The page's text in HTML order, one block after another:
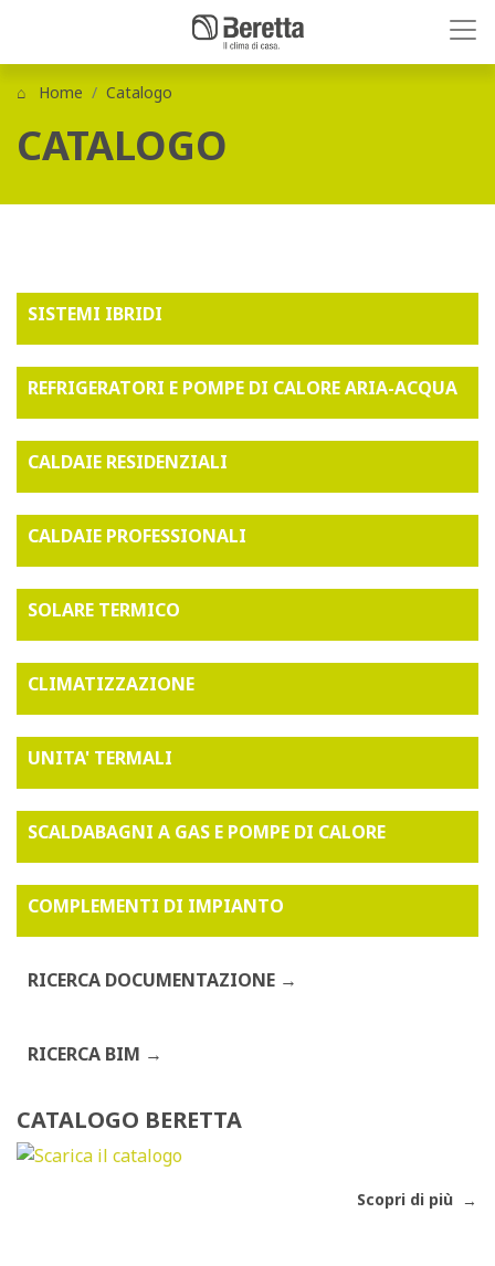
Home Catalogo
CATALOGO
SISTEMI IBRIDI
REFRIGERATORI E POMPE DI CALORE ARIA-ACQUA
CALDAIE RESIDENZIALI
CALDAIE PROFESSIONALI
SOLARE TERMICO
CLIMATIZZAZIONE
UNITA' TERMALI
SCALDABAGNI A GAS E POMPE DI CALORE
COMPLEMENTI DI IMPIANTO
RICERCA DOCUMENTAZIONE
RICERCA BIM
CATALOGO BERETTA
Scopri di più